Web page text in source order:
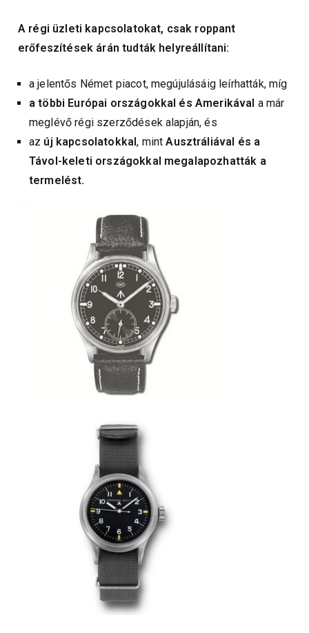
A régi üzleti kapcsolatokat, csak roppant
erőfeszítések árán tudták helyreállítani:
a jelentős Német piacot, megújulásáig leírhatták, míg
a többi Európai országokkal és Amerikával a már
meglévő régi szerződések alapján, és
az új kapcsolatokkal, mintAusztráliával és a
Távol-keleti országokkal megalapozhatták a
termelést.